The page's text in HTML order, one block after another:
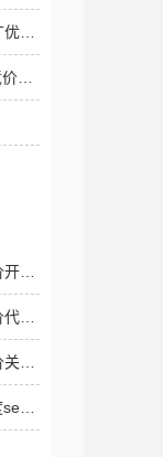
化
优
户
运
键